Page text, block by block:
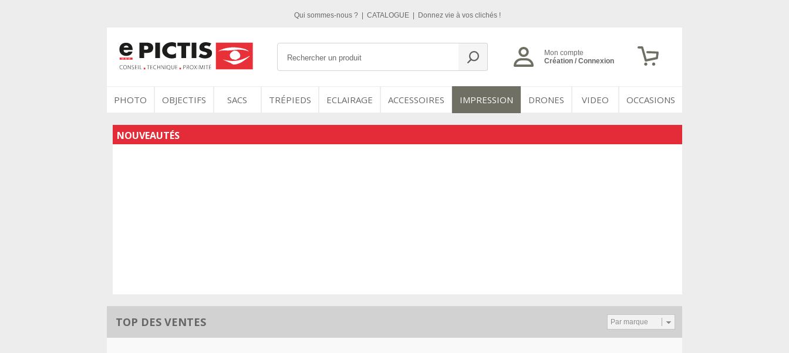
Qui sommes-nous ? CATALOGUE Donnez vie à vos clichés !
Mon compte
Création / Connexion
PHOTO OBJECTIFS SACS TRÉPIEDS ECLAIRAGE ACCESSOIRES IMPRESSION DRONES VIDEO OCCASIONS
NOUVEAUTÉS
Par marque
TOP DES VENTES